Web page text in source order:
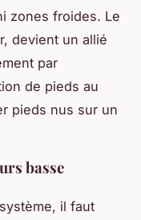
zones froides. Le
devient un allié
par
de pieds au
pieds nus sur un
basse
il faut